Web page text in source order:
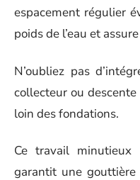
espacement régulier
poids de l’eau et
N’oubliez pas
collecteur ou
loin des fondations.
Ce travail minutieux
garantit une